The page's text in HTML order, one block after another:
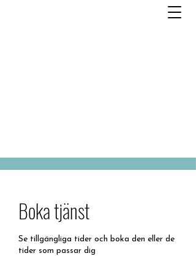
Boka tjänst
Se tillgängliga tider och boka den eller de
tider som passar dig